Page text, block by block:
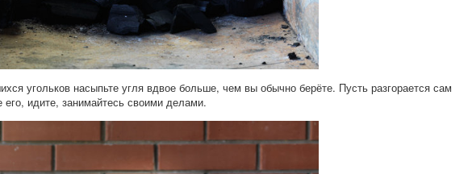
угольков насыпьте угля вдвое больше, чем вы обычно берёте. Пусть разгорается сам
его, идите, занимайтесь своими делами.